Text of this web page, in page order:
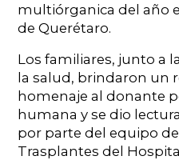
multiórganica del año
de Querétaro.
Los familiares, junto a
la salud, brindaron un
homenaje al donante
humana y se dio
por parte del equipo
Trasplantes del